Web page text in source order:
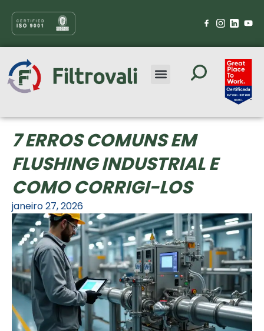
7 ERROS COMUNS EM
FLUSHING INDUSTRIAL E
COMO CORRIGI-LOS
janeiro 27, 2026